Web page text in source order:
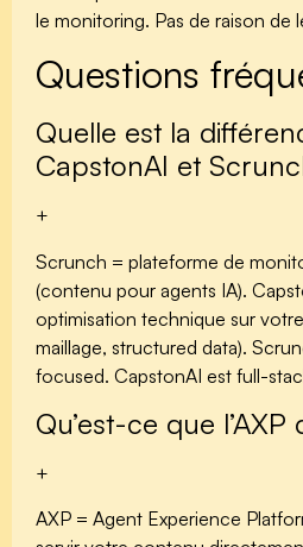
le monitoring. Pas de raison de
Questions
Quelle est la
CapstonAI et
+
Scrunch = plateforme de
(contenu pour agents IA).
optimisation technique sur
maillage, structured data).
focused. CapstonAI est full-
Qu’est-ce que
+
AXP = Agent Experience